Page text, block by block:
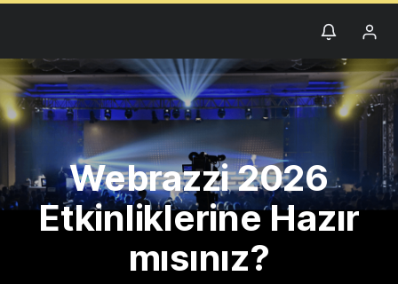
Webrazzi 2026
Etkinliklerine Hazır
mısınız?